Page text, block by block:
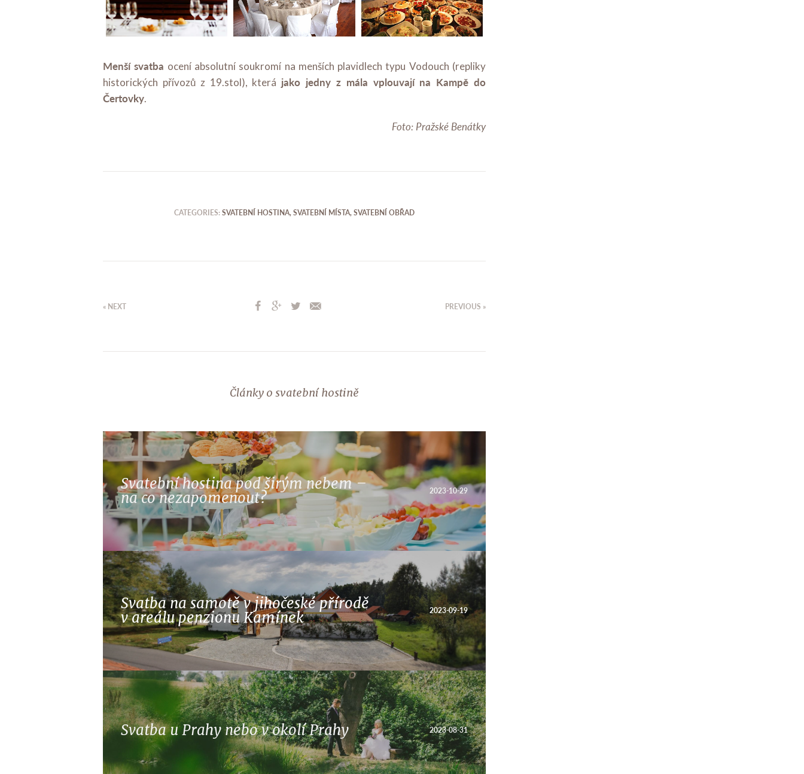
Menší svatba ocení absolutní soukromí na menších plavidlech typu Vodouch (repliky
historických přívozů z 19.stol), která jako jedny z mála vplouvají na Kampě do
Čertovky.
Foto: Pražské Benátky
CATEGORIES:SVATEBNÍ HOSTINA,SVATEBNÍ MÍSTA,SVATEBNÍ OBŘAD
« NEXT PREVIOUS »
Články o svatební hostině
Svatební hostina pod širým nebem –
na co nezapomenout? 2023-10-29
Svatba na samotě v jihočeské přírodě
v areálu penzionu Kamínek 2023-09-19
Svatba u Prahy nebo v okolí Prahy 2023-08-31